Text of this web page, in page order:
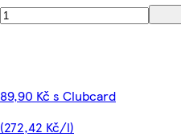
89,90 Kč s Clubcard
(272,42 Kč/l)